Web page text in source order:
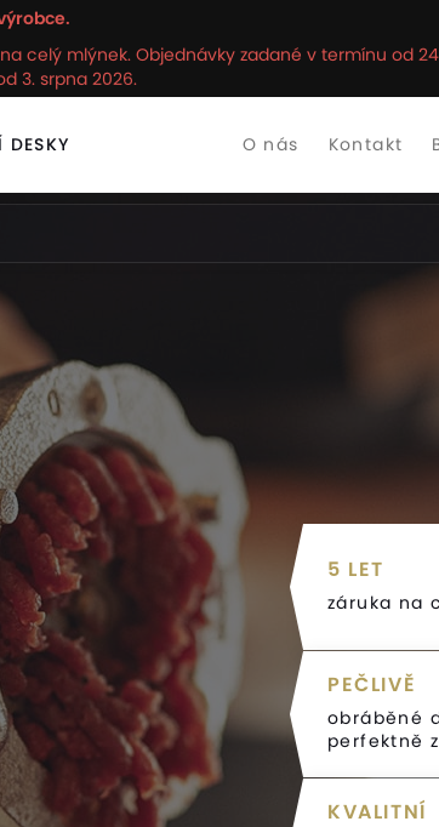
celý mlýnek. Objednávky zadané v termínu od
3. srpna 2026.
DESKY O nás Kontakt
5 LET
záruka na
PEČLIVĚ
obráběné
perfektně
KVALITNÍ